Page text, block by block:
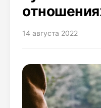
14 августа 2022